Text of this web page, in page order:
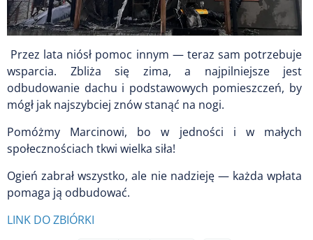
Przez lata niósł pomoc innym — teraz sam potrzebuje
wsparcia. Zbliża się zima, a najpilniejsze jest
odbudowanie dachu i podstawowych pomieszczeń, by
mógł jak najszybciej znów stanąć na nogi.
Pomóżmy Marcinowi, bo w jedności i w małych
społecznościach tkwi wielka siła!
Ogień zabrał wszystko, ale nie nadzieję — każda wpłata
pomaga ją odbudować.
LINK DO ZBIÓRKI